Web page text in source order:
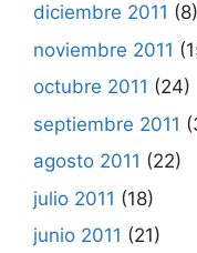
diciembre 2011 (8)
noviembre 2011
octubre 2011 (24)
septiembre 2011
agosto 2011 (22)
julio 2011 (18)
junio 2011 (21)